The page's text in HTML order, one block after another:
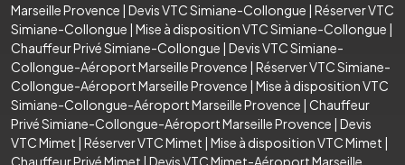
Marseille Provence | Devis VTC Simiane-Collongue | Réserver VTC
Simiane-Collongue | Mise à disposition VTC Simiane-Collongue |
Chauffeur Privé Simiane-Collongue | Devis VTC Simiane-
Collongue-Aéroport Marseille Provence | Réserver VTC Simiane-
Collongue-Aéroport Marseille Provence | Mise à disposition VTC
Simiane-Collongue-Aéroport Marseille Provence | Chauffeur
Privé Simiane-Collongue-Aéroport Marseille Provence | Devis
VTC Mimet | Réserver VTC Mimet | Mise à disposition VTC Mimet |
Chauffeur Privé Mimet | Devis VTC Mimet-Aéroport Marseille